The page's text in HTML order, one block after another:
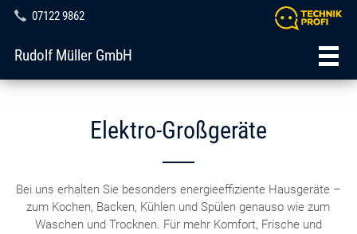
07122 9862
Rudolf Müller GmbH
Elektro-Großgeräte
Bei uns erhalten Sie besonders energieeffiziente Hausgeräte –
zum Kochen, Backen, Kühlen und Spülen genauso wie zum
Waschen und Trocknen. Für mehr Komfort, Frische und